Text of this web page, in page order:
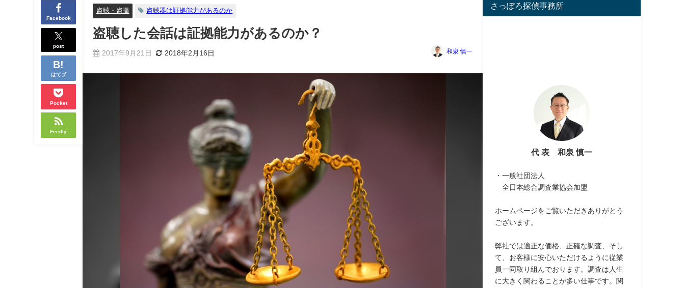
Facebook
post
はてブ
Pocket
Feedly
盗聴・盗撮 盗聴器は証拠能力があるのか
盗聴した会話は証拠能力があるのか？
2017年9月21日 2018年2月16日 和泉 慎一
さっぽろ探偵事務所
代 表 和泉 慎一
・一般社団法人
全日本総合調査業協会加盟
ホームページをご覧いただきありがとう
ございます。
弊社では適正な価格、正確な調査、そし
て、お客様に安心いただけるように従業
員一同取り組んでおります。調査は人生
に大きく関わることが多い仕事です。関